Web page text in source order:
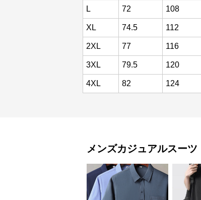
L 72 108
XL 74.5 112
2XL 77 116
3XL 79.5 120
4XL 82 124
メンズカジュアルスーツ